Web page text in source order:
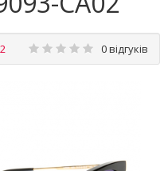
0 відгуків